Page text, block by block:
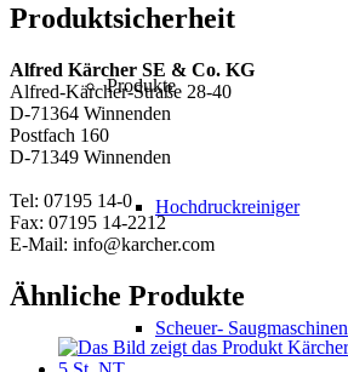
Produkte
Hochdruckreiniger
Scheuer- Saugmaschinen
Produktsicherheit
Alfred Kärcher SE & Co. KG
Alfred-Kärcher-Straße 28-40
D-71364 Winnenden
Postfach 160
D-71349 Winnenden
Tel: 07195 14-0
Fax: 07195 14-2212
E-Mail: info@karcher.com
Ähnliche Produkte